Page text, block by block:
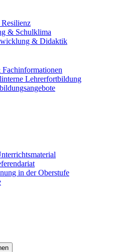
& Schulklima
& Didaktik
Lehrerfortbildung
in der Oberstufe